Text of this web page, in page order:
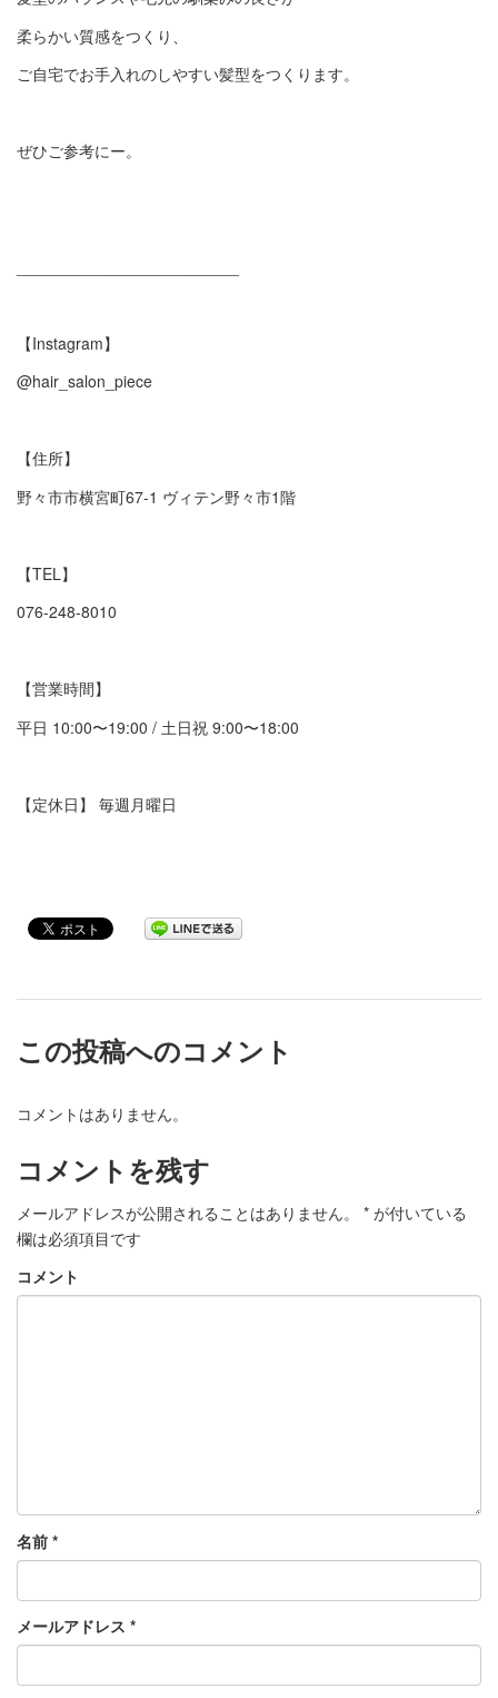
柔らかい質感をつくり、
ご自宅でお手入れのしやすい髪型をつくります。
ぜひご参考にー。
【Instagram】
@hair_salon_piece
【住所】
野々市市横宮町67-1 ヴィテン野々市1階
【TEL】
076-248-8010
【営業時間】
平日 10:00〜19:00 / 土日祝 9:00〜18:00
【定休日】 毎週月曜日
この投稿へのコメント
コメントはありません。
コメントを残す
メールアドレスが公開されることはありません。 * が付いている
欄は必須項目です
コメント
名前 *
メールアドレス *